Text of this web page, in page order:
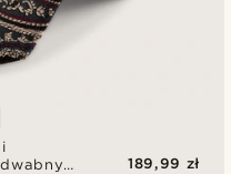
189,99 zł